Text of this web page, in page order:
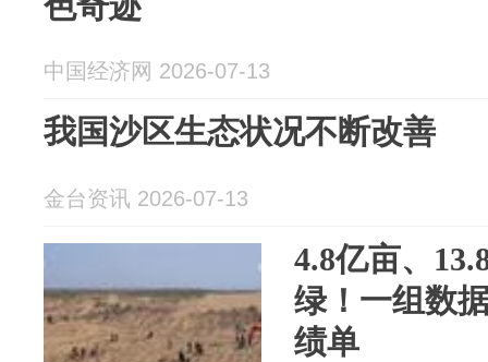
中国经济网 2026-07-13
我国沙区生态状况不断改善
金台资讯 2026-07-13
4.8亿亩、
绿！一组数
绩单